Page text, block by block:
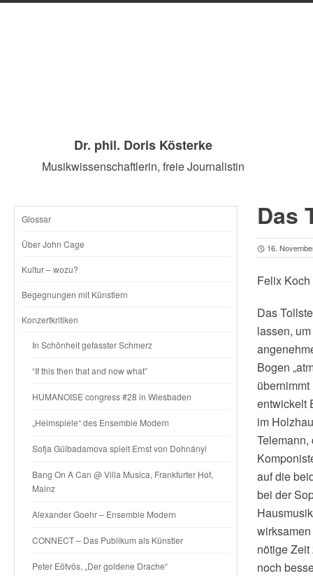
Dr. phil. Doris Kösterke
Musikwissenschaftlerin, freie Journalistin
SKIP
CONTENT
Glossar
Über John Cage
Kultur – wozu?
Begegnungen mit Künstlern
Konzertkritiken
In Schönheit gefasster Schmerz
“If this then that and now what”
HUMANOISE congress #28 in Wiesbaden
„Heimspiele“ des Ensemble Modern
Sofja Gülbadamova spielt Ernst von Dohnányi
Bang On A Can @ Villa Musica, Frankfurter Hof,
Mainz
Alexander Goehr – Ensemble Modern
CONNECT – Das Publikum als Künstler
Peter Eötvös, „Der goldene Drache“
Das
16.
Felix
Das
lassen,
Bogen
entwickelt
im
Telemann,
auf die
bei der
nötige
noch